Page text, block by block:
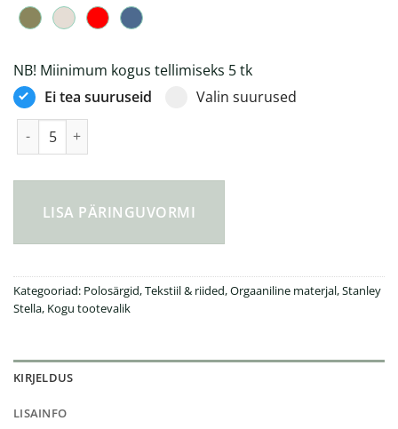
NB! Miinimum kogus tellimiseks 5 tk
Ei tea suuruseid
Valin suurused
LISA PÄRINGUVORMI
Kategooriad: Polosärgid,Tekstiil & riided,Orgaaniline materjal,Stanley
Stella, Kogu tootevalik
KIRJELDUS
LISAINFO